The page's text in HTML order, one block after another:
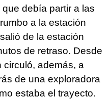
que debía partir a las
a la estación
de la estación
de retraso. Desde
circuló, además, a
de una exploradora
estaba el trayecto.